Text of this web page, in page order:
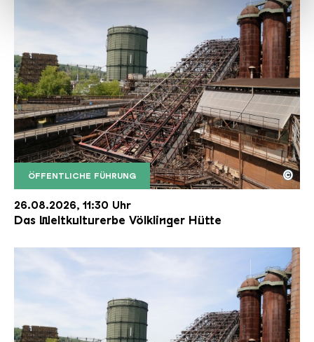
ÖFFENTLICHE FÜHRUNG
Der Erzschrägaufzug der Völklinger Hütte mit
Copyright: Weltkulturerbe Völklinger Hütte | Karl
©
26.08.2026, 11:30 Uhr
Das Weltkulturerbe Völklinger Hütte